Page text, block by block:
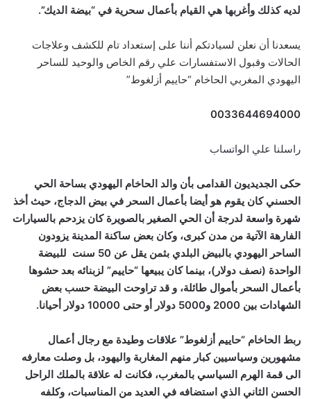
لديه كذلك وأغربها هي القيام بأعمال سحرية في “بيضة الديك”.
يسعدنا أن نعلن لسيادتكم أننا على إستعداد تام للكشف وعلاجات
الحالات وقبول الاستفسارات علي رقم الخاص والوحيد للساحر
اليهودي المغربي الحاخام “حاييم أزلغوط”
0033644694000
راسلنا علي الواتساب
حكى الجديديون القدامى بأن والد الحاخام اليهودي بساحة الحي
الحسني كان يقوم هو أيضا بأعمال السحر في بيض الدجاج، حيث أخذ
شهرة واسعة لدرجة أن الحي الصغير بالصويرة كان يزدحم بالسيارات
الفارهة الآتية من مدن كبرى، وكان بعض ساكنة المدينة يزودون
الساحر اليهودي بالبيض البلدي بثمن يقل عن 50 سنت للبيضة
الواحدة (نصف دولار)، بينما كان يبيعها “حاييم” لزبنائه بعد حشوها
بأعمال السحر بأموال طائلة، و قد تراوحت البيضة حسب بعض
الشهادات بين 2000 و5000 دولار أو حتى 10000 دولار أحيانا.
ربط الحاخام “حاييم أزلغوط” علاقات وطيدة مع رجال أعمال
مشهورين وسياسيين كبار منهم المغاربة واليهود، بل وصلت معارفه
الى قمة الهرم السياسي بالمغرب، فكانت له علاقة بالملك الراحل
الحسن الثاني الذي استضافه في العديد من المناسبات، وكلفه